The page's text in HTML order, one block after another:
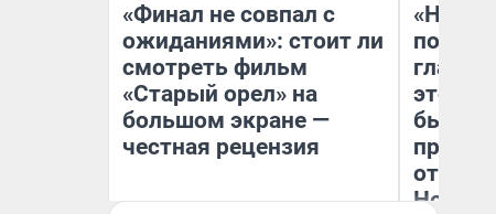
«Финал не совпал с
ожиданиями»: стоит ли
смотреть фильм
«Старый орел» на
большом экране —
честная рецензия
этого
бьет
отзыв
Нолана